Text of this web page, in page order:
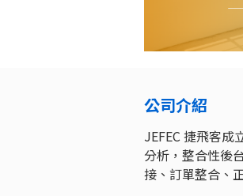
公司介紹
JEFEC 捷飛客
分析，整合性後
接、訂單整合、